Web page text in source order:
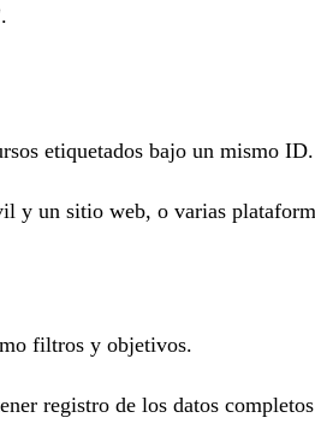
etiquetados bajo un mismo ID.
y un sitio web, o varias
filtros y objetivos.
registro de los datos